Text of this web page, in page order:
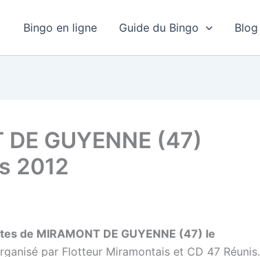
Bingo en ligne Guide du Bingo Blog
GUYENNE (47)
2012
de MIRAMONT DE GUYENNE (47) le
par Flotteur Miramontais et CD 47 Réunis.